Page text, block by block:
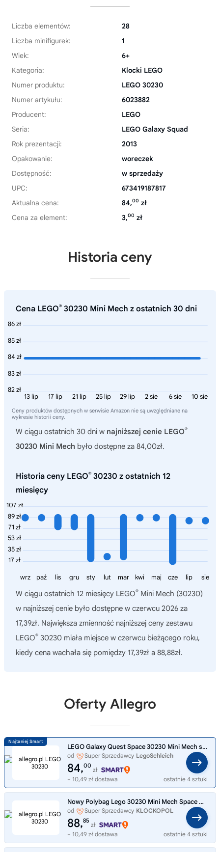
Liczba elementów:
28
Liczba minifigurek:
1
Wiek:
6+
Kategoria:
Klocki LEGO
Numer produktu:
LEGO 30230
Numer artykułu:
6023882
Producent:
LEGO
Seria:
LEGO Galaxy Squad
Rok prezentacji:
2013
Opakowanie:
woreczek
Dostępność:
w sprzedaży
UPC:
673419187817
Aktualna cena:
84,00 zł
Cena za element:
3,00 zł
Historia ceny
Cena LEGO® 30230 Mini Mech z ostatnich 30 dni
86 zł
85 zł
84 zł
83 zł
82 zł
10 sie
6 sie
2 sie
29 lip
25 lip
21 lip
17 lip
13 lip
Ceny produktów dostępnych w serwisie Amazon nie są uwzględniane na
wykresie historii ceny.
W ciągu ostatnich 30 dni w najniższej cenie LEGO®
30230 Mini Mech było dostępne za 84,00zł.
Historia ceny LEGO® 30230 z ostatnich 12
miesięcy
107 zł
89 zł
71 zł
53 zł
35 zł
17 zł
sie
lip
cze
maj
kwi
mar
lut
sty
gru
lis
paź
wrz
W ciągu ostatnich 12 miesięcy LEGO® Mini Mech (30230)
w najniższej cenie było dostępne w czerwcu 2026 za
17,39zł. Największa zmienność najniższej ceny zestawu
LEGO® 30230 miała miejsce w czerwcu bieżącego roku,
kiedy cena wachała się pomiędzy 17,39zł a 88,88zł.
Oferty Allegro
LEGO Galaxy Quest Space 30230 Mini Mech saszetka klocki minifigurka
od Super Sprzedawcy LegoSchleich
84,00
zł
+ 10,49 zł dostawa
ostatnie 4 sztuki
Nowy Polybag Lego 30230 Mini Mech Space Galaxy squad MISB 2013
od Super Sprzedawcy KLOCKOPOL
88,85
zł
+ 10,49 zł dostawa
ostatnie 4 sztuki